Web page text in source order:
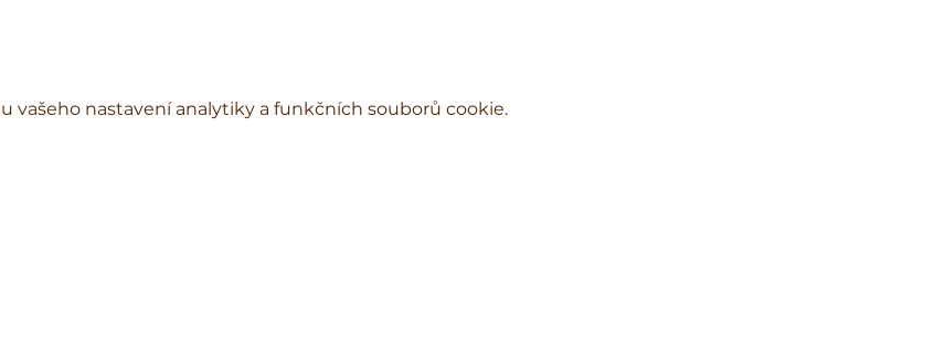
vašeho nastavení analytiky a funkčních souborů cookie.